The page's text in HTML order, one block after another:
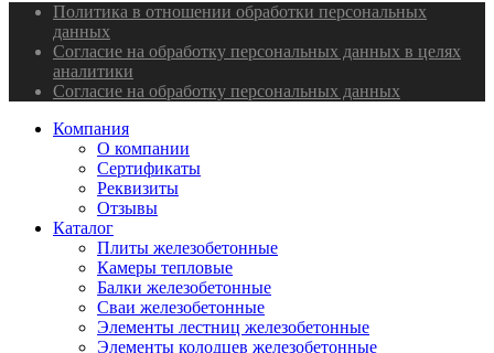
Политика в отношении обработки персональных
данных
Согласие на обработку персональных данных в целях
аналитики
Согласие на обработку персональных данных
Компания
О компании
Сертификаты
Реквизиты
Отзывы
Каталог
Плиты железобетонные
Камеры тепловые
Балки железобетонные
Сваи железобетонные
Элементы лестниц железобетонные
Элементы колодцев железобетонные